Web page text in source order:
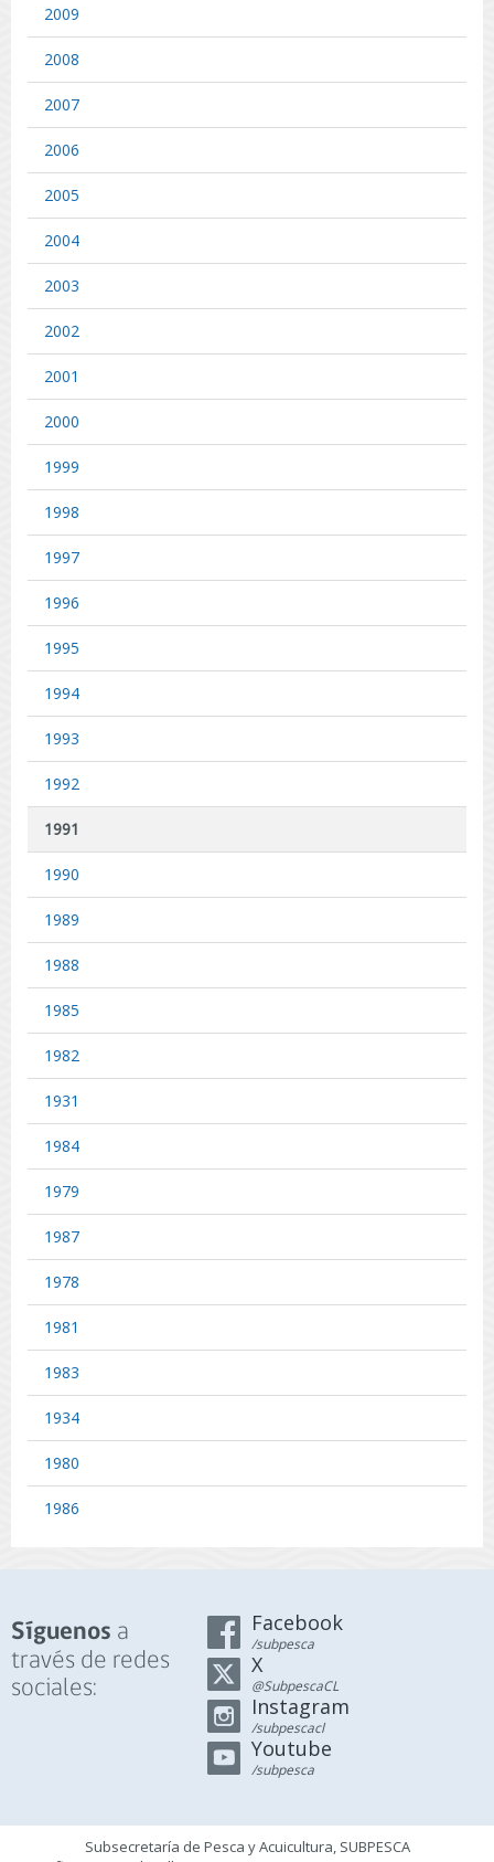
2009
2008
2007
2006
2005
2004
2003
2002
2001
2000
1999
1998
1997
1996
1995
1994
1993
1992
1991
1990
1989
1988
1985
1982
1931
1984
1979
1987
1978
1981
1983
1934
1980
1986
Síguenos a
través de redes
sociales:
Facebook
/subpesca
X
@SubpescaCL
Instagram
/subpescacl
Youtube
/subpesca
Subsecretaría de Pesca y Acuicultura, SUBPESCA